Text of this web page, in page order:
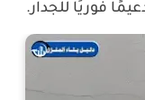
فوريًا للجدار.